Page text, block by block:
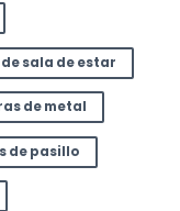
sala de estar
de metal
de pasillo